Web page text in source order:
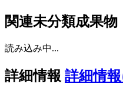
関連未分類成果物
読み込み中...
詳細情報 詳細情